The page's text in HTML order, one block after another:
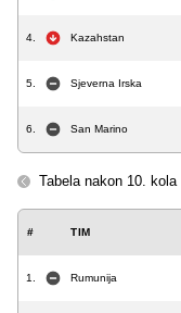
4. Kazahstan
5. Sjeverna Irska
6. San Marino
Tabela nakon 10. kola
# TIM
1. Rumunija